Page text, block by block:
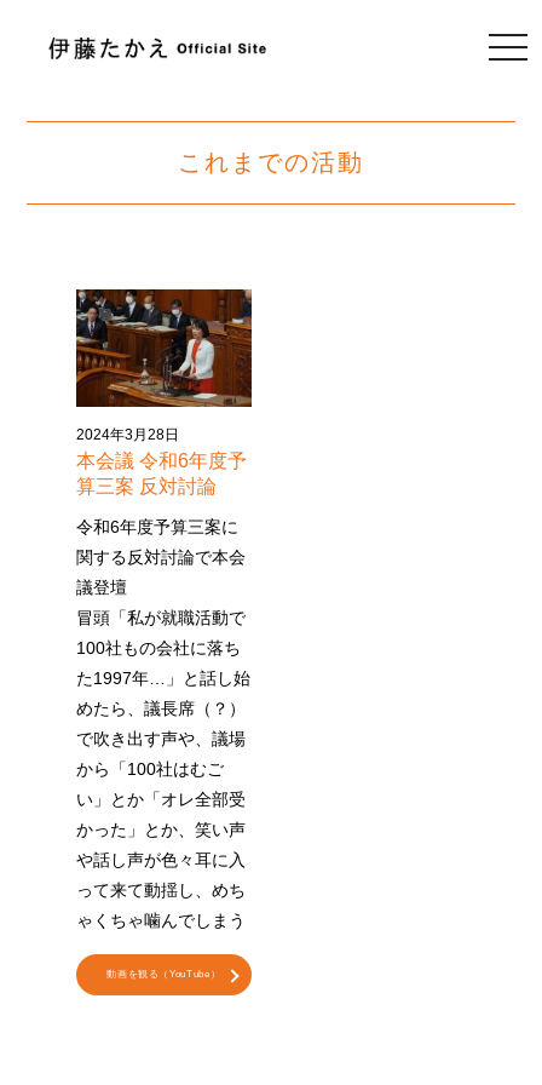
これまでの活動
2024年3月28日
本会議 令和6年度予
算三案 反対討論
令和6年度予算三案に
関する反対討論で本会
議登壇
冒頭「私が就職活動で
100社もの会社に落ち
た1997年…」と話し始
めたら、議長席（？）
で吹き出す声や、議場
から「100社はむご
い」とか「オレ全部受
かった」とか、笑い声
や話し声が色々耳に入
って来て動揺し、めち
ゃくちゃ噛んでしまう
動画を観る（YouTube）